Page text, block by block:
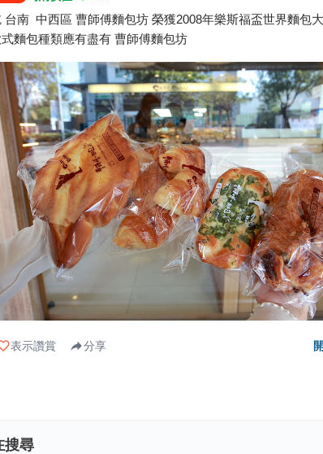
台南 中西區 曹師傅麵包坊 榮獲2008年樂斯福盃世界麵包
麵包種類應有盡有 曹師傅麵包坊
表示讚賞 分享
搜尋